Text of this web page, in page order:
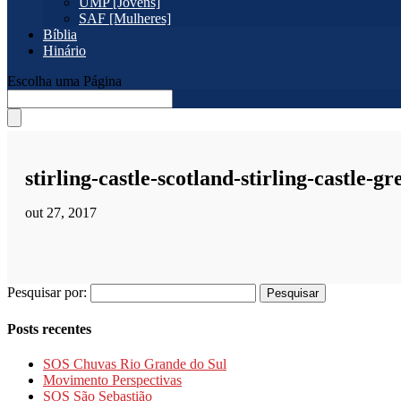
SAF [Mulheres]
Bíblia
Hinário
Escolha uma Página
stirling-castle-scotland-stirling-castle-
out 27, 2017
Pesquisar por:
Posts recentes
SOS Chuvas Rio Grande do Sul
Movimento Perspectivas
SOS São Sebastião